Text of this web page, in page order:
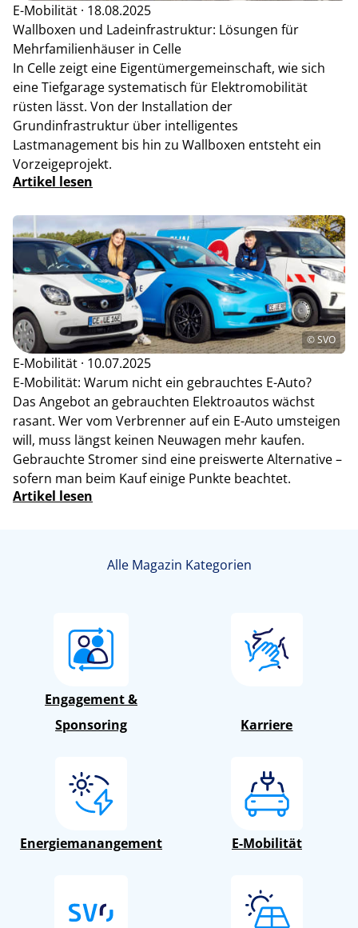
E-Mobilität · 18.08.2025
Wallboxen und Ladeinfrastruktur: Lösungen für
Mehrfamilienhäuser in Celle
In Celle zeigt eine Eigentümergemeinschaft, wie sich
eine Tiefgarage systematisch für Elektromobilität
rüsten lässt. Von der Installation der
Grundinfrastruktur über intelligentes
Lastmanagement bis hin zu Wallboxen entsteht ein
Vorzeigeprojekt.
Artikel lesen
© SVO
E-Mobilität · 10.07.2025
E-Mobilität: Warum nicht ein gebrauchtes E-Auto?
Das Angebot an gebrauchten Elektroautos wächst
rasant. Wer vom Verbrenner auf ein E-Auto umsteigen
will, muss längst keinen Neuwagen mehr kaufen.
Gebrauchte Stromer sind eine preiswerte Alternative –
sofern man beim Kauf einige Punkte beachtet.
Artikel lesen
Alle Magazin Kategorien
Engagement &
Sponsoring
Karriere
Energiemanangement E-Mobilität